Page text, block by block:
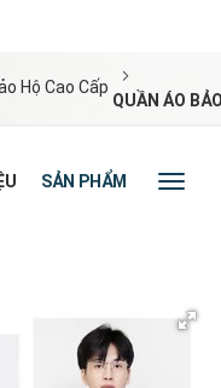
Hộ Cao Cấp
QUẦN ÁO
SẢN PHẨM TIN TỨC